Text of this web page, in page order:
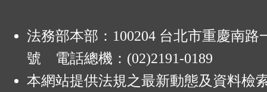
法務部本部：100204 台北市重慶南路
號 電話總機：(02)2191-0189
本網站提供法規之最新動態及資料檢